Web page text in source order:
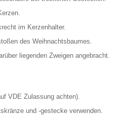
im Kerzenhalter.
des Weihnachtsbaumes.
liegenden Zweigen angebracht.
VDE Zulassung achten).
und -gestecke verwenden.